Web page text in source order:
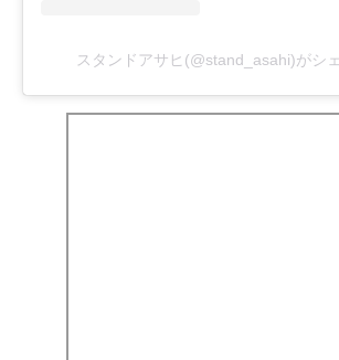
スタンドアサヒ(@stand_asahi)がシ